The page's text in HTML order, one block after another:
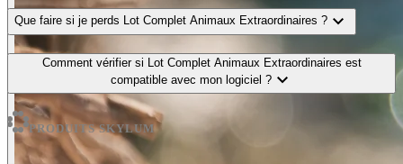
Que faire si je perds Lot Complet Animaux Extraordinaires ? expand_more
Comment vérifier si Lot Complet Animaux Extraordinaires est
compatible avec mon logiciel ?expand_more
PRODUITS SKYLUM